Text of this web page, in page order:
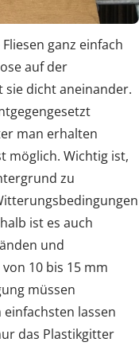
ganz einfach
auf der
sie dicht aneinander.
man erhalten
möglich. Wichtig ist,
zu
ist es auch
und
10 bis 15 mm
müssen
lassen
das Plastikgitter